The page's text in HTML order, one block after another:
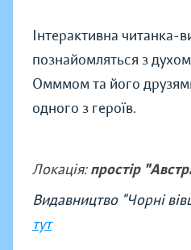
Інтерактивна читанка-
познайомляться з духом
Омммом та його
одного з героїв.
Локація:простір
Видавництво "Чорні
тут